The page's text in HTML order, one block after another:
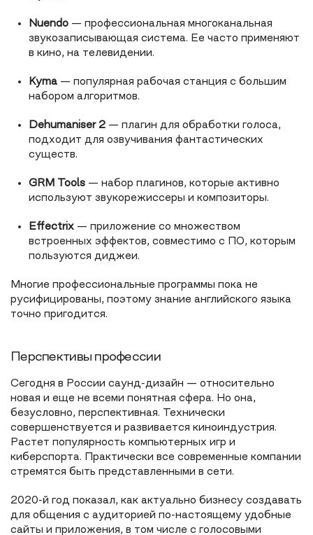
Nuendo — профессиональная многоканальная
звукозаписывающая система. Ее часто применяют
в кино, на телевидении.
Kyma — популярная рабочая станция с большим
набором алгоритмов.
Dehumaniser 2 — плагин для обработки голоса,
подходит для озвучивания фантастических
существ.
GRM Tools — набор плагинов, которые активно
используют звукорежиссеры и композиторы.
Effectrix — приложение со множеством
встроенных эффектов, совместимо с ПО, которым
пользуются диджеи.
Многие профессиональные программы пока не
русифицированы, поэтому знание английского языка
точно пригодится.
Перспективы профессии
Сегодня в России саунд-дизайн — относительно
новая и еще не всеми понятная сфера. Но она,
безусловно, перспективная. Технически
совершенствуется и развивается киноиндустрия.
Растет популярность компьютерных игр и
киберспорта. Практически все современные компании
стремятся быть представленными в сети.
2020-й год показал, как актуально бизнесу создавать
для общения с аудиторией по-настоящему удобные
сайты и приложения, в том числе с голосовыми